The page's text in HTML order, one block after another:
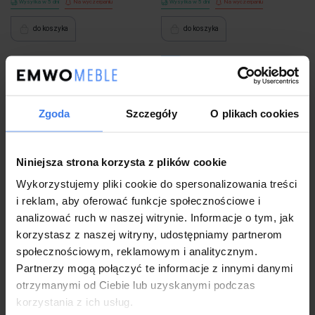
Zgoda Szczegóły O plikach cookies
Niniejsza strona korzysta z plików cookie
Wykorzystujemy pliki cookie do spersonalizowania treści
i reklam, aby oferować funkcje społecznościowe i
analizować ruch w naszej witrynie. Informacje o tym, jak
korzystasz z naszej witryny, udostępniamy partnerom
społecznościowym, reklamowym i analitycznym.
Partnerzy mogą połączyć te informacje z innymi danymi
otrzymanymi od Ciebie lub uzyskanymi podczas
korzystania z ich usług.
Wysyłka w 5 dni Na wyczerpaniu
do koszyka
Wysyłka w 5 dni Na wyczerpaniu
do koszyka
ZENGA ława z funkcją czarny / dąb
złoty (1p=1szt)
1 281,99 zł
Zestaw do olejowania blatów
drewnianych (1p=1szt)
120,99 zł